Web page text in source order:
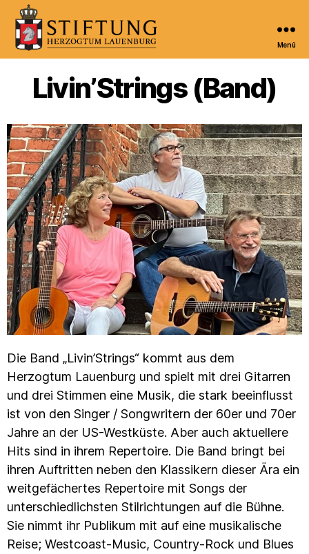
Kulturportal
Menü
Livin’Strings (Band)
Die Band „Livin’Strings“ kommt aus dem
Herzogtum Lauenburg und spielt mit drei Gitarren
und drei Stimmen eine Musik, die stark beeinflusst
ist von den Singer / Songwritern der 60er und 70er
Jahre an der US-Westküste. Aber auch aktuellere
Hits sind in ihrem Repertoire. Die Band bringt bei
ihren Auftritten neben den Klassikern dieser Ära ein
weitgefächertes Repertoire mit Songs der
unterschiedlichsten Stilrichtungen auf die Bühne.
Sie nimmt ihr Publikum mit auf eine musikalische
Reise; Westcoast-Music, Country-Rock und Blues